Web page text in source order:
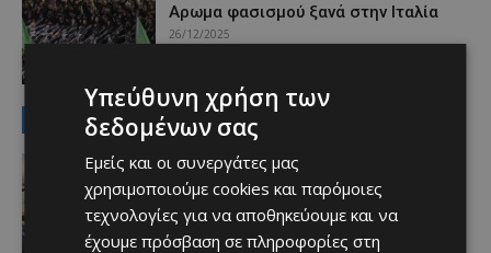
Αρωμα φασισμού ξανά στην Ιταλία
26/12/2025
MUST READ
ΑΕΛ
Τσίρειο Στάδιο: Νέα ανάρτηση απο
τον εγγονό του δωρητή…
08/08/2026
Υπεύθυνη χρήση των
δεδομένων σας
Εμείς και οι συνεργάτες μας
χρησιμοποιούμε cookies και παρόμοιες
τεχνολογίες για να αποθηκεύουμε και να
έχουμε πρόσβαση σε πληροφορίες στη